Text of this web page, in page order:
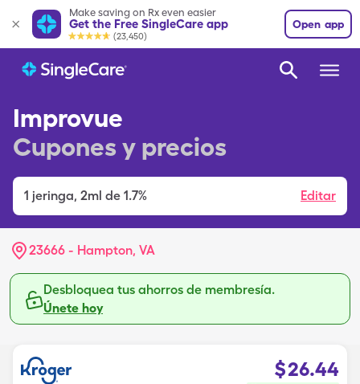
Make saving on Rx even easier
Get the Free SingleCare app
(23,450)
Open app
Improvue
Cupones y precios
1 jeringa, 2ml de 1.7% Editar
23666 - Hampton, VA
Desbloquea tus ahorros de membresía.
Únete hoy
$26.44